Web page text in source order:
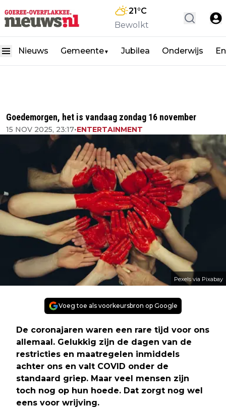
21°C
Bewolkt
Nieuws Gemeente▼ Jubilea Onderwijs
Goedemorgen, het is vandaag zondag 16 november
15 NOV 2025, 23:17•ENTERTAINMENT
Pexels via Pixabay
Voeg toe als voorkeursbron op Google
De coronajaren waren een rare tijd voor ons
allemaal. Gelukkig zijn de dagen van de
restricties en maatregelen inmiddels
achter ons en valt COVID onder de
standaard griep. Maar veel mensen zijn
toch nog op hun hoede. Dat zorgt nog wel
eens voor wrijving.